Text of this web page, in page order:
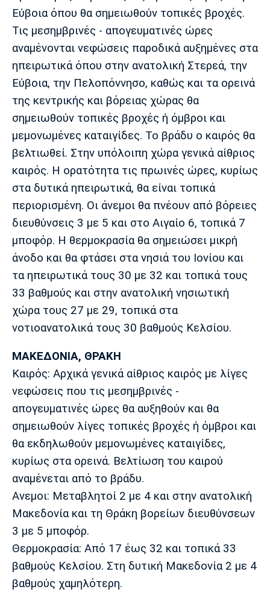
Πολιτισμός
Τραγούδια
Cine Spot
Running
Media
Παρασκήνιο
Πρόγραμμα TV
Ιωνικός Κηφισιά Πανσερραϊκός
Μπαρτσελόνα
Ρεάλ
Μαδρίτης
Ατλέτικο
Μάντσεστερ
Γιουνάιτεντ
Τσέλσι Άρσεναλ
Λίβερπουλ
Μάντσεστερ
Σίτι
Γιουβέντους
Μπορούσια
Ντόρτμουντ
Παρί Σεν
Ζερμέν
Μαρσέιγ
Αστέρας
Εύβοια όπου θα σημειωθούν τοπικές βροχές.
Τις μεσημβρινές - απογευματινές ώρες
αναμένονται νεφώσεις παροδικά αυξημένες στα
ηπειρωτικά όπου στην ανατολική Στερεά, την
Εύβοια, την Πελοπόννησο, καθώς και τα ορεινά
της κεντρικής και βόρειας χώρας θα
σημειωθούν τοπικές βροχές ή όμβροι και
μεμονωμένες καταιγίδες. Το βράδυ ο καιρός θα
βελτιωθεί. Στην υπόλοιπη χώρα γενικά αίθριος
καιρός. Η ορατότητα τις πρωινές ώρες, κυρίως
στα δυτικά ηπειρωτικά, θα είναι τοπικά
περιορισμένη. Οι άνεμοι θα πνέουν από βόρειες
διευθύνσεις 3 με 5 και στο Αιγαίο 6, τοπικά 7
μποφόρ. Η θερμοκρασία θα σημειώσει μικρή
άνοδο και θα φτάσει στα νησιά του Ιονίου και
τα ηπειρωτικά τους 30 με 32 και τοπικά τους
33 βαθμούς και στην ανατολική νησιωτική
χώρα τους 27 με 29, τοπικά στα
νοτιοανατολικά τους 30 βαθμούς Κελσίου.
ΜΑΚΕΔΟΝΙΑ, ΘΡΑΚΗ
Καιρός: Αρχικά γενικά αίθριος καιρός με λίγες
νεφώσεις που τις μεσημβρινές -
απογευματινές ώρες θα αυξηθούν και θα
σημειωθούν λίγες τοπικές βροχές ή όμβροι και
θα εκδηλωθούν μεμονωμένες καταιγίδες,
κυρίως στα ορεινά. Βελτίωση του καιρού
αναμένεται από το βράδυ.
Ανεμοι: Μεταβλητοί 2 με 4 και στην ανατολική
Μακεδονία και τη Θράκη βορείων διευθύνσεων
3 με 5 μποφόρ.
Θερμοκρασία: Από 17 έως 32 και τοπικά 33
βαθμούς Κελσίου. Στη δυτική Μακεδονία 2 με 4
βαθμούς χαμηλότερη.